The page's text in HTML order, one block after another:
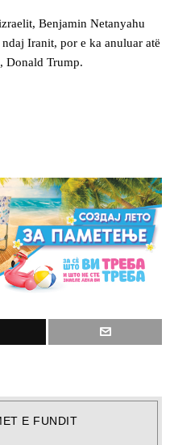
Benjamin Netanyahu
Iranit, por e ka anuluar atë
Donald Trump.
E FUNDIT